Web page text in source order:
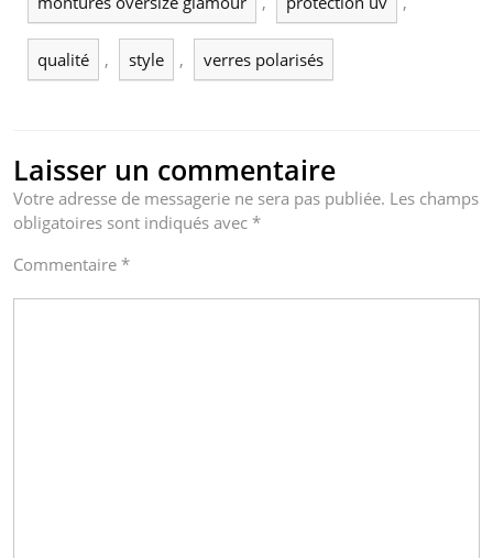
qualité , style , verres polarisés
Laisser un commentaire
Votre adresse de messagerie ne sera pas publiée. Les champs
obligatoires sont indiqués avec *
Commentaire *